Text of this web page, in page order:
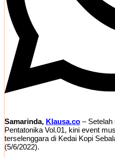
Samarinda, Klausa.co –
Pentatonika Vol.01, kini event
terselenggara di Kedai Kopi
(5/6/2022).